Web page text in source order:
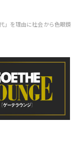
」を理由に社会から色眼鏡